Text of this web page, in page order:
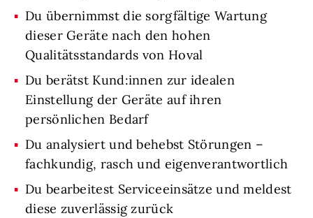
Du übernimmst die sorgfältige Wartung
dieser Geräte nach den hohen
Qualitätsstandards von Hoval
Du berätst Kund:innen zur idealen
Einstellung der Geräte auf ihren
persönlichen Bedarf
Du analysiert und behebst Störungen –
fachkundig, rasch und eigenverantwortlich
Du bearbeitest Serviceeinsätze und meldest
diese zuverlässig zurück